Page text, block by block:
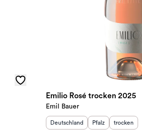
Emilio Rosé trocken 2025
Emil Bauer
Herkunftsland
Deutschland Herkunftsregion
Pfalz Geschmack
trocken